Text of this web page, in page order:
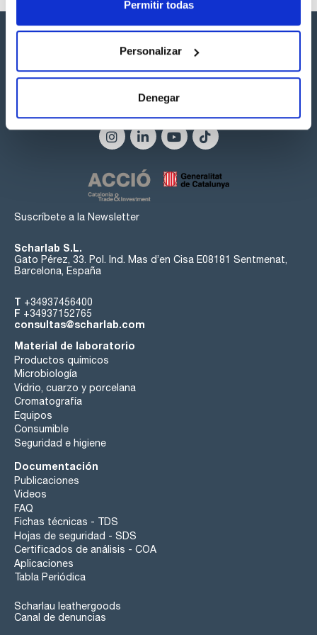
Permitir todas
Personalizar
Denegar
ultrasónica se puede reducir en pasos preestablecidos
Síguenos:
Suscríbete a la Newsletter
Scharlab S.L.
Gato Pérez, 33. Pol. Ind. Mas d’en Cisa E08181 Sentmenat,
Barcelona, España
T +34937456400
F +34937152765
consultas@scharlab.com
Material de laboratorio
Productos químicos
Microbiología
Vidrio, cuarzo y porcelana
Cromatografía
Equipos
Consumible
Seguridad e higiene
Documentación
Publicaciones
Videos
FAQ
Fichas técnicas - TDS
Hojas de seguridad - SDS
Certificados de análisis - COA
Aplicaciones
Tabla Periódica
Scharlau leathergoods
Canal de denuncias